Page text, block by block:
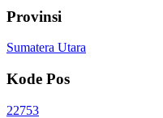
Provinsi
Sumatera Utara
Kode Pos
22753